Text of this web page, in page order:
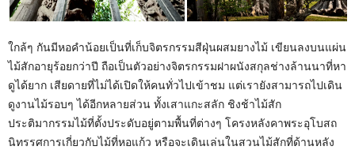
ใกล้ๆ กันมีหอคำน้อยเป็นที่เก็บจิตรกรรมสีฝุ่นผสมยางไม้ เขียนลงบนแผ่น
ไม้สักอายุร้อยกว่าปี ถือเป็นตัวอย่างจิตรกรรมฝาผนังสกุลช่างล้านนาที่หา
ดูได้ยาก เสียดายที่ไม่ได้เปิดให้คนทั่วไปเข้าชม แต่เรายังสามารถไปเดิน
ดูงานไม้รอบๆ ได้อีกหลายส่วน ทั้งเสาแกะสลัก ชิงช้าไม้สัก
ประติมากรรมไม้ที่ตั้งประดับอยู่ตามพื้นที่ต่างๆ โครงหลังคาพระอุโบสถ
นิทรรศการเกี่ยวกับไม้ที่หอแก้ว หรือจะเดินเล่นในสวนไม้สักที่ด้านหลัง